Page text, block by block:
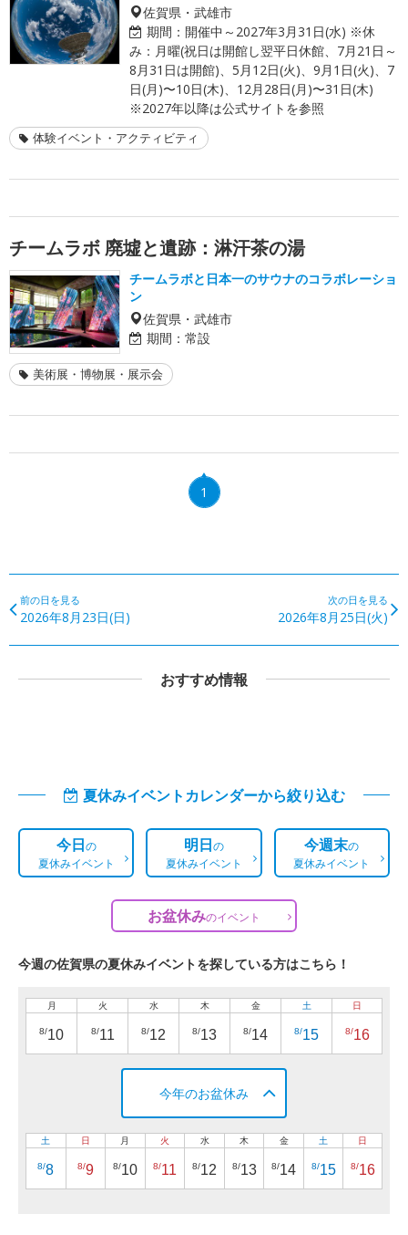
佐賀県・武雄市
期間： 開催中～2027年3月31日(水) ※休
み：月曜(祝日は開館し翌平日休館、7月21日～
8月31日は開館)、5月12日(火)、9月1日(火)、7
日(月)〜10日(木)、12月28日(月)〜31日(木)
※2027年以降は公式サイトを参照
体験イベント・アクティビティ
チームラボ 廃墟と遺跡：淋汗茶の湯
チームラボと日本一のサウナのコラボレーショ
ン
佐賀県・武雄市
期間： 常設
美術展・博物展・展示会
1
前の日を見る
2026年8月23日(日)
次の日を見る
2026年8月25日(火)
おすすめ情報
夏休みイベントカレンダーから絞り込む
今日の
夏休みイベント
明日の
夏休みイベント
今週末の
夏休みイベント
お盆休みのイベント
今週の佐賀県の夏休みイベントを探している方はこちら！
月
8/10
火
8/11
水
8/12
木
8/13
金
8/14
土
8/15
日
8/16
今年のお盆休み
土
8/8
日
8/9
月
8/10
火
8/11
水
8/12
木
8/13
金
8/14
土
8/15
日
8/16